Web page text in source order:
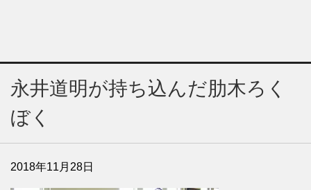
永井道明が持ち込んだ肋木ろく
ぼく
2018年11月28日